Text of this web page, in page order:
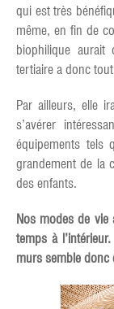
qui est très
même, en fin de
biophilique
tertiaire a donc
Par ailleurs, elle
s’avérer
équipements tels
grandement de la
des enfants.
Nos modes de vie
temps à
murs semble donc